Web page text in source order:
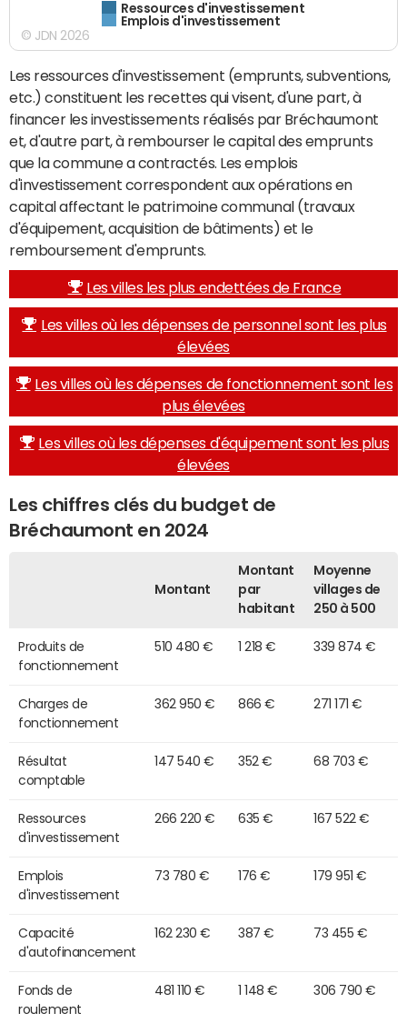
Ressources d'investissement
Emplois d'investissement
© JDN 2026
Les ressources d'investissement (emprunts, subventions,
etc.) constituent les recettes qui visent, d'une part, à
financer les investissements réalisés par Bréchaumont
et, d'autre part, à rembourser le capital des emprunts
que la commune a contractés. Les emplois
d'investissement correspondent aux opérations en
capital affectant le patrimoine communal (travaux
d'équipement, acquisition de bâtiments) et le
remboursement d'emprunts.
Les villes les plus endettées de France
Les villes où les dépenses de personnel sont les plus
élevées
Les villes où les dépenses de fonctionnement sont les
plus élevées
Les villes où les dépenses d'équipement sont les plus
élevées
Les chiffres clés du budget de
Bréchaumont en 2024
Montant
Montant
par
habitant
Moyenne
villages de
250 à 500
Produits de
fonctionnement
510 480 € 1 218 € 339 874 €
Charges de
fonctionnement
362 950 € 866 € 271 171 €
Résultat
comptable
147 540 € 352 € 68 703 €
Ressources
d'investissement
266 220 € 635 € 167 522 €
Emplois
d'investissement
73 780 € 176 € 179 951 €
Capacité
d'autofinancement
162 230 € 387 € 73 455 €
Fonds de
roulement
481 110 € 1 148 € 306 790 €